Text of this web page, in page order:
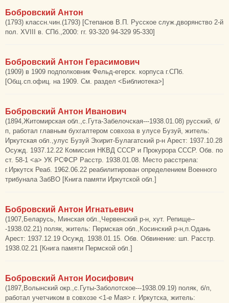
Бобровский Антон
(1793) классн.чин.(1793) [Степанов В.П. Русское служ.дворянство 2-й
пол. XVIII в. СПб.,2000: гг. 93-320 94-329 95-330]
Бобровский Антон Герасимович
(1909) в 1909 подполковник Фельд-егерск. корпуса г.СПб.
[Общ.сп.офиц. на 1909. См. раздел <Библиотека>]
Бобровский Антон Иванович
(1894,Житомирская обл.,с.Гута-Забелочская---1938.01.08) русский, б/
п, работал главным бухгалтером совхоза в улусе Бузуй, житель:
Иркутская обл.,улус Бузуй Эхирит-Булагатский р-н Арест: 1937.10.28
Осужд. 1937.12.22 Комиссия НКВД СССР и Прокурора СССР. Обв. по
ст. 58-1 <а> УК РСФСР Расстр. 1938.01.08. Место расстрела:
г.Иркутск Реаб. 1962.06.22 реабилитирован определением Военного
трибунала ЗабВО [Книга памяти Иркутской обл.]
Бобровский Антон Игнатьевич
(1907,Беларусь, Минская обл.,Червенский р-н, хут. Репище--
-1938.02.21) поляк, житель: Пермская обл.,Косинский р-н,п.Одань
Арест: 1937.12.19 Осужд. 1938.01.15. Обв. Обвинение: шп. Расстр.
1938.02.21 [Книга памяти Пермской обл.]
Бобровский Антон Иосифович
(1897,Волынский окр.,с.Гуты-Заболотское---1938.09.19) поляк, б/п,
работал учетчиком в совхозе <1-е Мая> г. Иркутска, житель: